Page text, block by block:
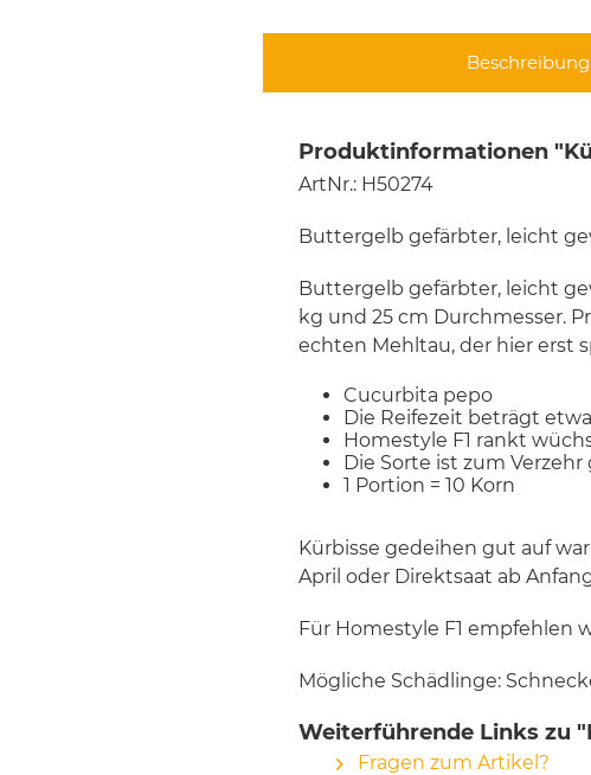
Beschreibung
Produktinformationen
ArtNr.: H50274
Buttergelb gefärbter, leicht
Buttergelb gefärbter, leicht
kg und 25 cm Durchmesser.
echten Mehltau, der hier erst
Cucurbita pepo
Die Reifezeit beträgt etwa
Homestyle F1 rankt
Die Sorte ist zum
1 Portion = 10 Korn
Kürbisse gedeihen gut auf
April oder Direktsaat ab
Für Homestyle F1 empfehlen
Mögliche Schädlinge:
Weiterführende Links zu
Fragen zum Artikel?